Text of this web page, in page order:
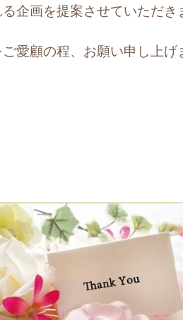
企画を提案させていただき
愛顧の程、お願い申し上げ